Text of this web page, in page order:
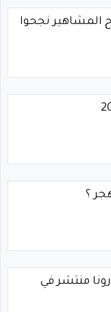
نجحوا
؟
منتشر في